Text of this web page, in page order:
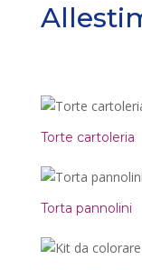
Torte cartoleria
Torta pannolini